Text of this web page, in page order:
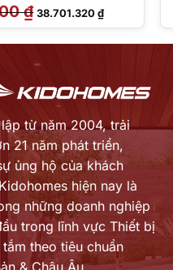
₫ Giá
gốc
là:
38.701.320₫Giá
hiện
tại
38.701.320 ₫.
từ năm 2004, trải
21 năm phát triển,
ủng hộ của khách
Kidohomes hiện nay là
những doanh nghiệp
trong lĩnh vực Thiết bị
tắm theo tiêu chuẩn